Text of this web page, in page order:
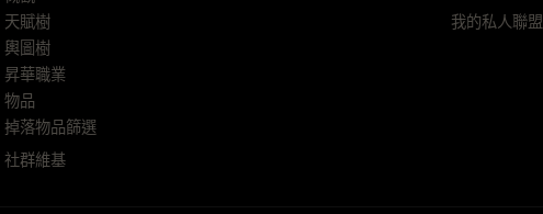
天賦樹
輿圖樹
昇華職業
物品
掉落物品篩選
社群維基
我的私人聯盟